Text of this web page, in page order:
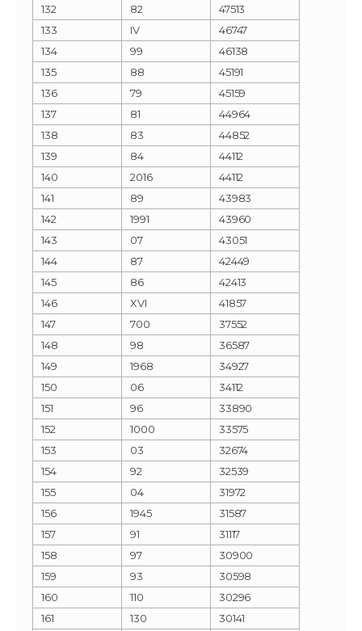
132
82
47513
133
IV
46747
134
99
46138
135
88
45191
136
79
45159
137
81
44964
138
83
44852
139
84
44112
140
2016
44112
141
89
43983
142
1991
43960
143
07
43051
144
87
42449
145
86
42413
146
XVI
41857
147
700
37552
148
98
36587
149
1968
34927
150
06
34112
151
96
33890
152
1000
33575
153
03
32674
154
92
32539
155
04
31972
156
1945
31587
157
91
31117
158
97
30900
159
93
30598
160
110
30296
161
130
30141